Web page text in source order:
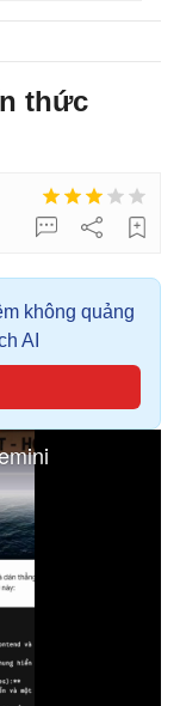
thức
không quảng
AI